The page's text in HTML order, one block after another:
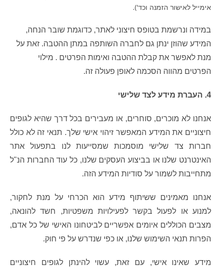
אימייל לאישור הזמנה וכד').
במידה ונרשמת בטופס חיצוני לאתר, כדוגמת שובר הנחה,
המידע שהוזן ינתן גם לחברה השותפה במתן ההטבה. זאת על
מנת לאפשר את קבלת ההטבה ואימות הפרטים . מילוי
הפרטים מהווה הסכמה לאופן פעולה זה.
4. העברת מידע לצד שלישי
אנחנו לא מוכרים, סוחרים, או מעבירים בכל דרך שהיא לגופים
חיצוניים את המידע המאפשר זיהוי אישי שלך. תנאי זה לא כולל
חברות צד שלישי מוסמכות שמסייעות לנו בתפעול אתר
האינטרנט שלנו או בביצוע העסקים שלנו, כל עוד החברות הנ"ל
מתחייבות לשמור על סודיות המידע הזה.
אנחנו מאמינים ששיתוף מידע הוא הכרחי על מנת לחקור,
למנוע או לפעול בקשר לפעילויות משפטיות, חשד להונאה,
מצבים הכוללים איומים אפשריים לביטחונו האישי של כל אדם,
הפרות תנאי השימוש שלנו, או כפי שנדרש על פי חוק.
מידע שאינו אישי, עם זאת, עשוי להינתן לגופים חיצוניים